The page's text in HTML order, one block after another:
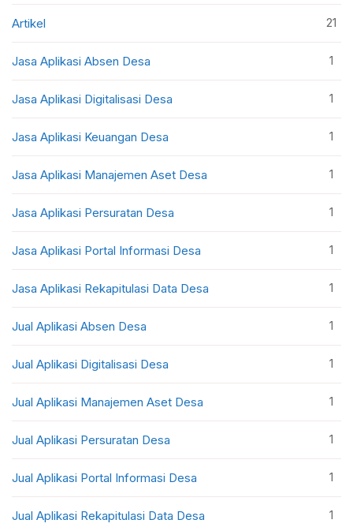
Artikel 21
Jasa Aplikasi Absen Desa 1
Jasa Aplikasi Digitalisasi Desa 1
Jasa Aplikasi Keuangan Desa 1
Jasa Aplikasi Manajemen Aset Desa 1
Jasa Aplikasi Persuratan Desa 1
Jasa Aplikasi Portal Informasi Desa 1
Jasa Aplikasi Rekapitulasi Data Desa 1
Jual Aplikasi Absen Desa 1
Jual Aplikasi Digitalisasi Desa 1
Jual Aplikasi Manajemen Aset Desa 1
Jual Aplikasi Persuratan Desa 1
Jual Aplikasi Portal Informasi Desa 1
Jual Aplikasi Rekapitulasi Data Desa 1